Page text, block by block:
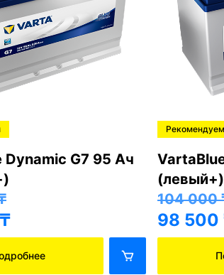
Crona 6СТ-90 АПЗ (левый+)
45 000
39 500